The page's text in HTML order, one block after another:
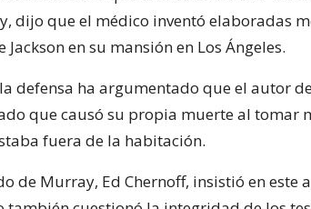
dijo que el médico inventó elaboradas
Jackson en su mansión en Los Ángeles.
defensa ha argumentado que el autor
que causó su propia muerte al tomar
fuera de la habitación.
de Murray, Ed Chernoff, insistió en este